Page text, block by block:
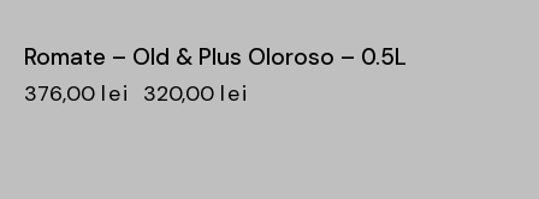
Romate – Old & Plus Oloroso – 0.5L
376,00 lei 320,00 lei